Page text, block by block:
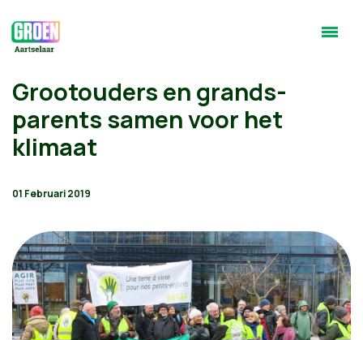
Grootouders en grands-
parents samen voor het
klimaat
01 Februari 2019